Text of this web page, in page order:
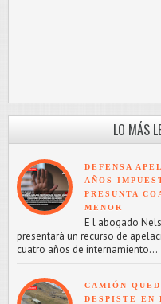
LO MÁS
DEFENSA
AÑOS
PRESUNTA
MENOR
E l abogado
presentará un recurso de
cuatro años de internamiento...
CAMIÓN
DESPISTE EN